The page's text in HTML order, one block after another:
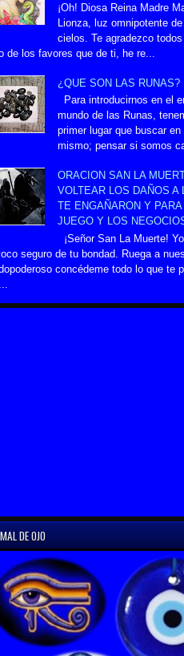
¡Oh! Diosa Reina Madre
Lionza, luz omnipotente
cielos. Te agradezco
de los favores que de ti, he re...
¿QUE SON LAS RUNAS?
Para introducirnos en el
mundo de las Runas,
primer lugar que buscar en
mismo; pensar si somos
ORACION SAN LA
VOLTEAR LOS DAÑOS A
TE ENGAÑARON Y PARA
JUEGO Y LOS
¡Señor San La Muerte!
seguro de tu bondad. Ruega a
concédeme todo lo que te
DE OJO